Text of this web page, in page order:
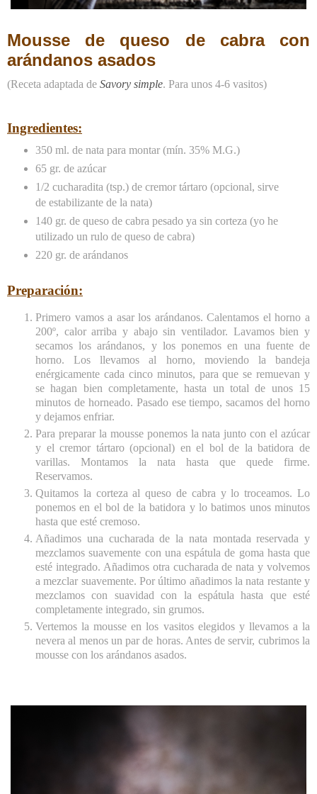
Mousse de queso de cabra con
arándanos asados
(Receta adaptada de Savory simple. Para unos 4-6 vasitos)
Ingredientes:
350 ml. de nata para montar (mín. 35% M.G.)
65 gr. de azúcar
1/2 cucharadita (tsp.) de cremor tártaro (opcional, sirve
de estabilizante de la nata)
140 gr. de queso de cabra pesado ya sin corteza (yo he
utilizado un rulo de queso de cabra)
220 gr. de arándanos
Preparación:
Primero vamos a asar los arándanos. Calentamos el horno a
200º, calor arriba y abajo sin ventilador. Lavamos bien y
secamos los arándanos, y los ponemos en una fuente de
horno. Los llevamos al horno, moviendo la bandeja
enérgicamente cada cinco minutos, para que se remuevan y
se hagan bien completamente, hasta un total de unos 15
minutos de horneado. Pasado ese tiempo, sacamos del horno
y dejamos enfriar.
Para preparar la mousse ponemos la nata junto con el azúcar
y el cremor tártaro (opcional) en el bol de la batidora de
varillas. Montamos la nata hasta que quede firme.
Reservamos.
Quitamos la corteza al queso de cabra y lo troceamos. Lo
ponemos en el bol de la batidora y lo batimos unos minutos
hasta que esté cremoso.
Añadimos una cucharada de la nata montada reservada y
mezclamos suavemente con una espátula de goma hasta que
esté integrado. Añadimos otra cucharada de nata y volvemos
a mezclar suavemente. Por último añadimos la nata restante y
mezclamos con suavidad con la espátula hasta que esté
completamente integrado, sin grumos.
Vertemos la mousse en los vasitos elegidos y llevamos a la
nevera al menos un par de horas. Antes de servir, cubrimos la
mousse con los arándanos asados.